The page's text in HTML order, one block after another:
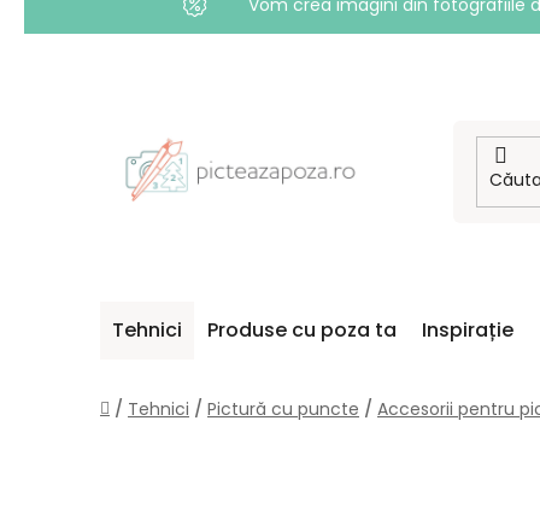
Vom crea imagini din fotografiile
Tehnici Produse cu poza ta Inspirație
Acasă
/ Tehnici / Pictură cu puncte / Accesorii pentru